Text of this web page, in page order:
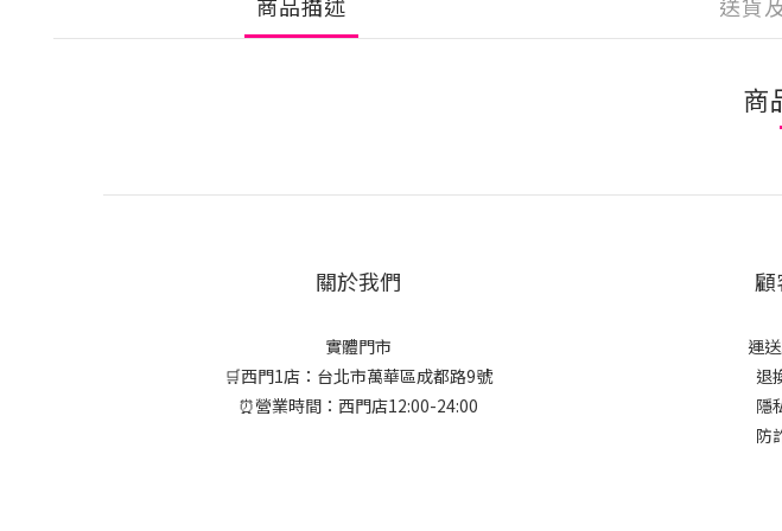
商品描述 送貨
商
關於我們
實體門市
🛒西門1店：台北市萬華區成都路9號
⏰營業時間：西門店12:00-24:00
顧
運
退
隱
防